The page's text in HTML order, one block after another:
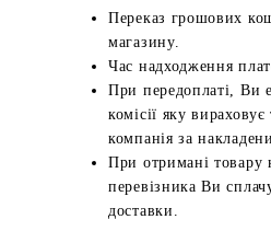
Переказ грошових
магазину.
Час надходження
При передоплаті, Ви
комісії яку
компанія за
При отримані товару
перевізника Ви
доставки.